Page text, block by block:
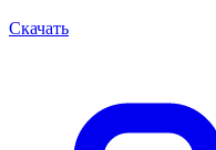
Скачать